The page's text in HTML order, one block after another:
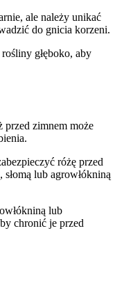
ale należy unikać
do gnicia korzeni.
głęboko, aby
przed zimnem może
różę przed
lub agrowłókniną
lub
chronić je przed